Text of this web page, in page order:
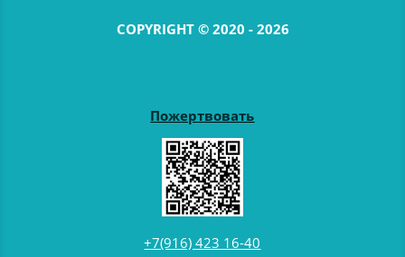
COPYRIGHT © 2020 - 2026
Пожертвовать
+7(916) 423 16-40